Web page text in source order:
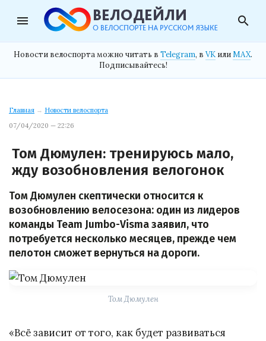
menu search
Новости велоспорта можно читать в Telegram, в VK илиMAX.
Подписывайтесь!
Главная → Новости велоспорта
07/04/2020 — 22:26
Том Дюмулен: тренируюсь мало,
жду возобновления велогонок
Том Дюмулен скептически относится к
возобновлению велосезона: один из лидеров
команды Team Jumbo-Visma заявил, что
потребуется несколько месяцев, прежде чем
пелотон сможет вернуться на дороги.
Том Дюмулен
«Всё зависит от того, как будет развиваться